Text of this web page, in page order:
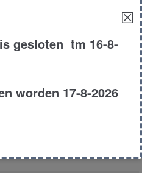
Cosmosschwarz
Metallic
Sedan
525i
☒
gesloten tm 16-8-
worden 17-8-2026